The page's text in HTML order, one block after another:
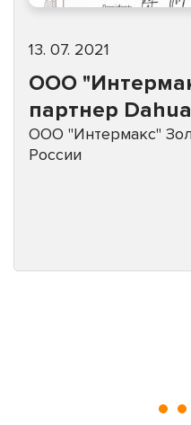
13. 07. 2021
ООО
партнер
ООО "Интермакс"
России